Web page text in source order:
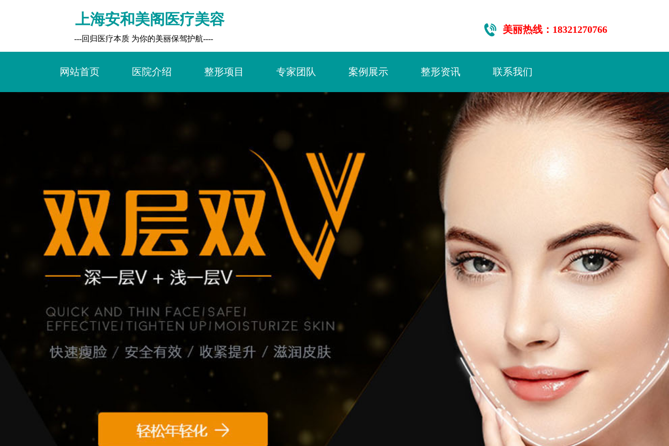
上海安和美阁医疗美容
        ---回归医疗本质 为你的美丽保驾护航----
美丽热线：18321270766
网站首页 医院介绍 整形项目 专家团队 案例展示 整形资讯 联系我们